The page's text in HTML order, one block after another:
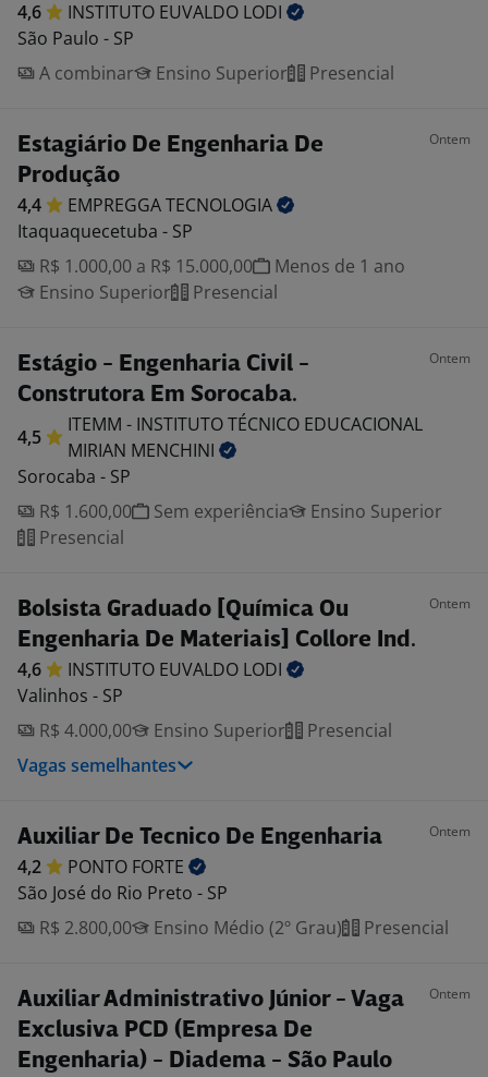
4,6 INSTITUTO EUVALDO LODI
São Paulo - SP
A combinar
Ensino Superior Presencial
Estagiário De Engenharia De
Produção
Ontem
4,4 EMPREGGATECNOLOGIA
Itaquaquecetuba - SP
R$ 1.000,00 a R$ 15.000,00
Menos de 1 ano
Ensino Superior
Presencial
Estágio - Engenharia Civil -
Construtora Em Sorocaba.
Ontem
4,5
ITEMM - INSTITUTO TÉCNICO EDUCACIONAL
MIRIAN MENCHINI
Sorocaba - SP
R$ 1.600,00
Sem experiência
Ensino Superior
Presencial
Bolsista Graduado [Química Ou
Engenharia De Materiais] Collore Ind.
Ontem
4,6 INSTITUTO EUVALDO LODI
Valinhos - SP
R$ 4.000,00
Ensino Superior
Presencial
Vagas semelhantes
Auxiliar De Tecnico De Engenharia Ontem
4,2 PONTO FORTE
São José do Rio Preto - SP
R$ 2.800,00
Ensino Médio (2º Grau) Presencial
Auxiliar Administrativo Júnior - Vaga
Exclusiva PCD (Empresa De
Engenharia) - Diadema - São Paulo
Ontem